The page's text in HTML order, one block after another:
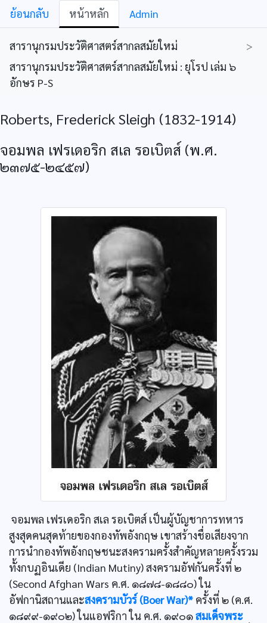
ย้อนกลับ หน้าหลัก Admin
สารานุกรมประวัติศาสตร์สากลสมัยใหม่
>
สารานุกรมประวัติศาสตร์สากลสมัยใหม่ : ยุโรป เล่ม ๖
อักษร P-S
Roberts, Frederick Sleigh (1832-1914)
จอมพล เฟรเดอริก สเล รอเบิตส์ (พ.ศ.
๒๓๗๕-๒๔๕๗)
จอมพล เฟรเดอริก สเล รอเบิตส์ เป็นผู้บัญชาการทหาร
สูงสุดคนสุดท้ายของกองทัพอังกฤษ เขาสร้างชื่อเสียงจาก
การนำกองทัพอังกฤษชนะสงครามครั้งสำคัญหลายครั้งรวม
ทั้งกบฏอินเดีย (Indian Mutiny) สงครามอัฟกันครั้งที่ ๒
(Second Afghan Wars ค.ศ. ๑๘๗๘-๑๘๘๐) ใน
อัฟกานิสถานและสงครามบัวร์ (Boer War)* ครั้งที่ ๒ (ค.ศ.
๑๘๙๙-๑๙๐๒) ในแอฟริกา ใน ค.ศ. ๑๙๐๑สมเด็จพระ